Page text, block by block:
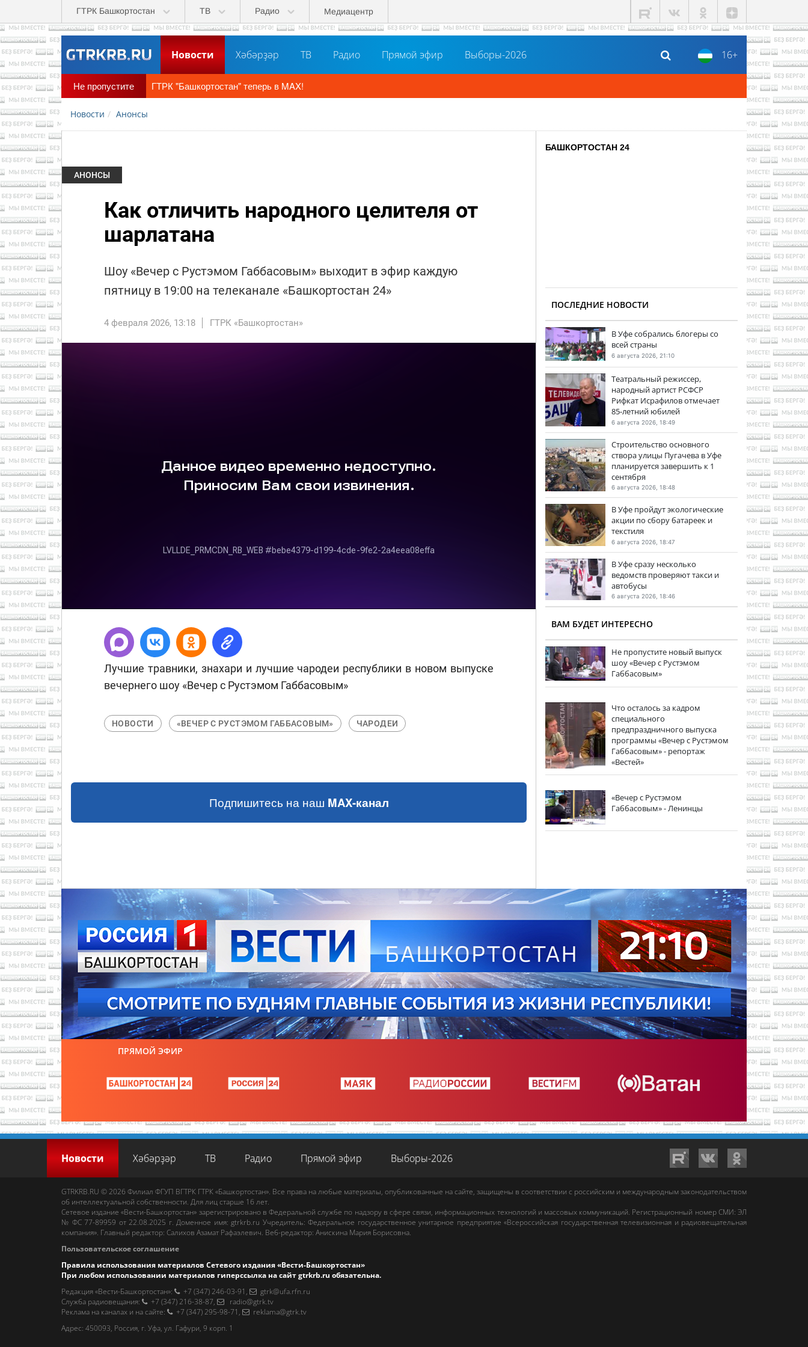
Перейти к основному содержанию
ГТРК Башкортостан ТВ Радио Медиацентр
16+
Новости Хәбәрҙәр ТВ Радио Прямой эфир Выборы-2026
Не пропустите ГТРК "Башкортостан" теперь в MAX!
Новости Анонсы
АНОНСЫ
Как отличить народного целителя от
шарлатана
Шоу «Вечер с Рустэмом Габбасовым» выходит в эфир каждую
пятницу в 19:00 на телеканале «Башкортостан 24»
4 февраля 2026, 13:18 ГТРК «Башкортостан»
Лучшие травники, знахари и лучшие чародеи республики в новом выпуске
вечернего шоу «Вечер с Рустэмом Габбасовым»
НОВОСТИ «ВЕЧЕР С РУСТЭМОМ ГАББАСОВЫМ» ЧАРОДЕИ
Подпишитесь на наш MAX-канал
БАШКОРТОСТАН 24
ПОСЛЕДНИЕ НОВОСТИ
В Уфе собрались блогеры со
всей страны
6 августа 2026, 21:10
Театральный режиссер,
народный артист РСФСР
Рифкат Исрафилов отмечает
85-летний юбилей
6 августа 2026, 18:49
Строительство основного
створа улицы Пугачева в Уфе
планируется завершить к 1
сентября
6 августа 2026, 18:48
В Уфе пройдут экологические
акции по сбору батареек и
текстиля
6 августа 2026, 18:47
В Уфе сразу несколько
ведомств проверяют такси и
автобусы
6 августа 2026, 18:46
ВАМ БУДЕТ ИНТЕРЕСНО
Не пропустите новый выпуск
шоу «Вечер с Рустэмом
Габбасовым»
Что осталось за кадром
специального
предпраздничного выпуска
программы «Вечер с Рустэмом
Габбасовым» - репортаж
«Вестей»
«Вечер с Рустэмом
Габбасовым» - Ленинцы
ПРЯМОЙ ЭФИР
Новости Хәбәрҙәр ТВ Радио Прямой эфир Выборы-2026
GTRKRB.RU © 2026 Филиал ФГУП ВГТРК ГТРК «Башкортостан». Все права на любые материалы, опубликованные на сайте, защищены в соответствии с российским и международным законодательством
об интеллектуальной собственности. Для лиц старше 16 лет.
Сетевое издание «Вести-Башкортостан» зарегистрировано в Федеральной службе по надзору в сфере связи, информационных технологий и массовых коммуникаций. Регистрационный номер СМИ: ЭЛ
№ ФС 77-89959 от 22.08.2025 г. Доменное имя:gtrkrb.ru Учредитель: Федеральное государственное унитарное предприятие «Всероссийская государственная телевизионная и радиовещательная
компания». Главный редактор: Салихов Азамат Рафаэлевич. Веб-редактор: Анискина Мария Борисовна.
Пользовательское соглашение
Правила использования материалов Сетевого издания «Вести-Башкортостан»
При любом использовании материалов гиперссылка на сайтgtrkrb.ru обязательна.
Редакция «Вести-Башкортостан»: +7 (347) 246-03-91 ,
gtrk@ufa.rfn.ru
Cлужба радиовещания: +7 (347) 216-38-87,
radio@gtrk.tv
Реклама на каналах и на сайте: +7 (347) 295-98-71 ,
reklama@gtrk.tv
Адрес: 450093, Россия, г. Уфа, ул. Гафури, 9 корп. 1